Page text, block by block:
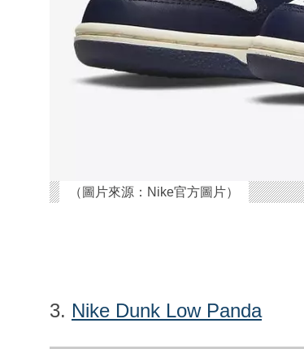
（圖片來源：Nike官方圖片）
3. Nike Dunk Low Panda